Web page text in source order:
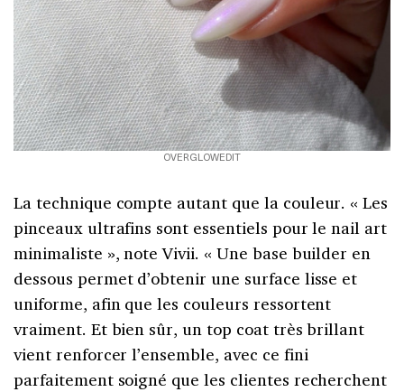
OVERGLOWEDIT
La technique compte autant que la couleur. « Les
pinceaux ultrafins sont essentiels pour le nail art
minimaliste », note Vivii. « Une base builder en
dessous permet d’obtenir une surface lisse et
uniforme, afin que les couleurs ressortent
vraiment. Et bien sûr, un top coat très brillant
vient renforcer l’ensemble, avec ce fini
parfaitement soigné que les clientes recherchent